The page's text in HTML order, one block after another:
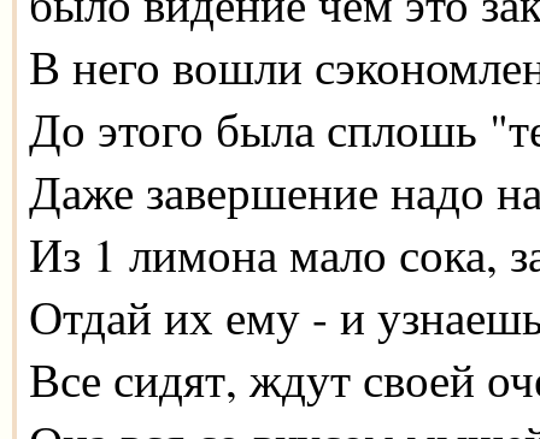
В него вошли
До этого была сплошь
Даже завершение надо
Из 1 лимона мало сока,
Отдай их ему - и
Все сидят, ждут своей